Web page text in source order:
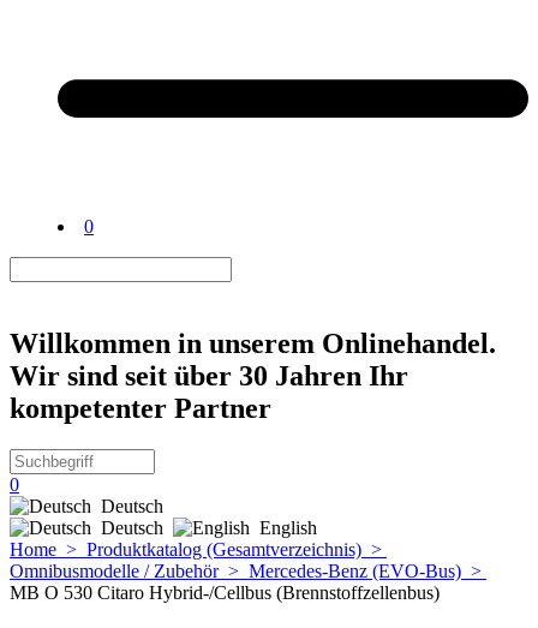
0
Willkommen in unserem Onlinehandel.
Wir sind seit über 30 Jahren Ihr
kompetenter Partner
0
Deutsch
Deutsch
English
Home > Produktkatalog (Gesamtverzeichnis) >
Omnibusmodelle / Zubehör> Mercedes-Benz (EVO-Bus) >
MB O 530 Citaro Hybrid-/Cellbus (Brennstoffzellenbus)